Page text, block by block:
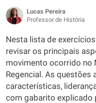
Lucas Pereira
Professor de História
Nesta lista de
revisar os principais
movimento ocorrido no
Regencial. As questões
características,
com gabarito explicado